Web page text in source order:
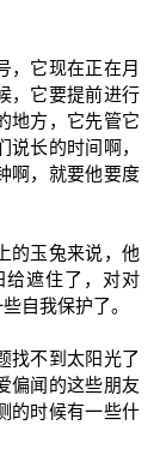
，它现在正在月
，它要提前进行
地方，它先管它
长的时间啊，
啊，就要他要度
的玉兔来说，他
给遮住了，对对
自我保护了。
找不到太阳光了
偏闻的这些朋友
的时候有一些什